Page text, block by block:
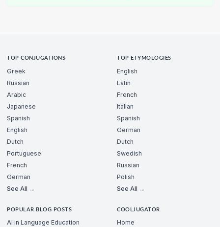
TOP CONJUGATIONS
Greek
Russian
Arabic
Japanese
Spanish
English
Dutch
Portuguese
French
German
See All →
TOP ETYMOLOGIES
English
Latin
French
Italian
Spanish
German
Dutch
Swedish
Russian
Polish
See All →
POPULAR BLOG POSTS
AI in Language Education
COOLJUGATOR
Home